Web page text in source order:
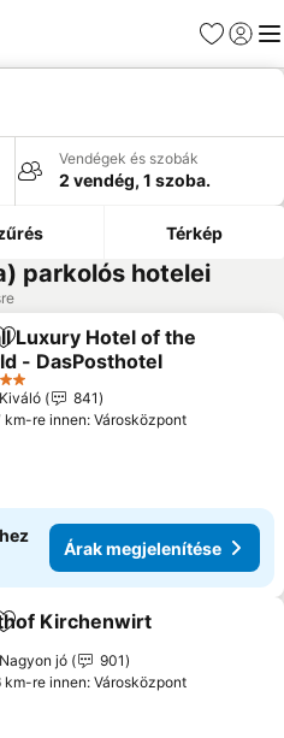
Kedvencek
Vendégek és szobák
2 vendég, 1 szoba.
Térkép
parkolós hotelei
Hozzáadás a kedvencekhez
Luxury Hotel of the
- DasPosthotel
Kiváló
841
km-re innen: Városközpont
Árak megjelenítése
Hozzáadás a kedvencekhez
Kirchenwirt
Nagyon jó
901
km-re innen: Városközpont